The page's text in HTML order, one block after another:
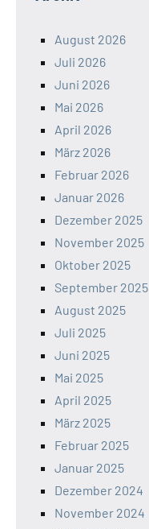
August 2026
Juli 2026
Juni 2026
Mai 2026
April 2026
März 2026
Februar 2026
Januar 2026
Dezember 2025
November 2025
Oktober 2025
September 2025
August 2025
Juli 2025
Juni 2025
Mai 2025
April 2025
März 2025
Februar 2025
Januar 2025
Dezember 2024
November 2024